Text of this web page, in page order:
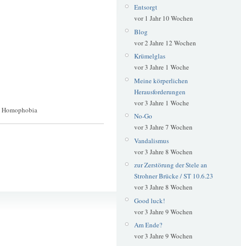
Homophobia
Entsorgt
vor 1 Jahr 10 Wochen
Blog
vor 2 Jahre 12 Wochen
Krümelglas
vor 3 Jahre 1 Woche
Meine körperlichen
Herausforderungen
vor 3 Jahre 1 Woche
No-Go
vor 3 Jahre 7 Wochen
Vandalismus
vor 3 Jahre 8 Wochen
zur Zerstörung der Stele an
Strohner Brücke / ST 10.6.23
vor 3 Jahre 8 Wochen
Good luck!
vor 3 Jahre 9 Wochen
Am Ende?
vor 3 Jahre 9 Wochen